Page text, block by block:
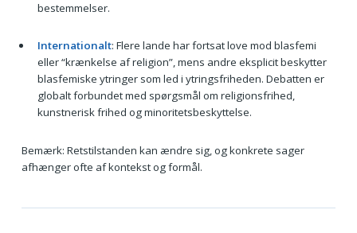
bestemmelser.
Internationalt: Flere lande har fortsat love mod blasfemi
eller “krænkelse af religion”, mens andre eksplicit beskytter
blasfemiske ytringer som led i ytringsfriheden. Debatten er
globalt forbundet med spørgsmål om religionsfrihed,
kunstnerisk frihed og minoritetsbeskyttelse.
Bemærk: Retstilstanden kan ændre sig, og konkrete sager
afhænger ofte af kontekst og formål.